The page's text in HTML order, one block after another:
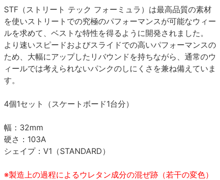
STF（ストリート テック フォーミュラ）は最高品質の素材
を使いストリートでの究極のパフォーマンスが可能なウィー
ルを求めて、ベストな特性を得るように開発されました。
より速いスピードおよびスライドでの高いパフォーマンスの
ため、大幅にアップしたリバウンドを持ちながら、通常のウ
ィールでは考えられないパンクのしにくさを兼ね備えていま
す。
4個1セット（スケートボード1台分）
幅：32mm
硬さ：103A
シェイプ：V1（STANDARD）
※製造上の過程によるウレタン成分の混ぜ跡（若干の変色）